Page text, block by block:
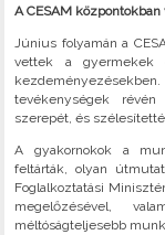
A CESAM
Június folyamán a
vettek a gyermekek
tevékenységek
szerepét, és
A gyakornokok a
feltárták, olyan
Foglalkoztatási
megelőzésével,
méltóságteljesebb